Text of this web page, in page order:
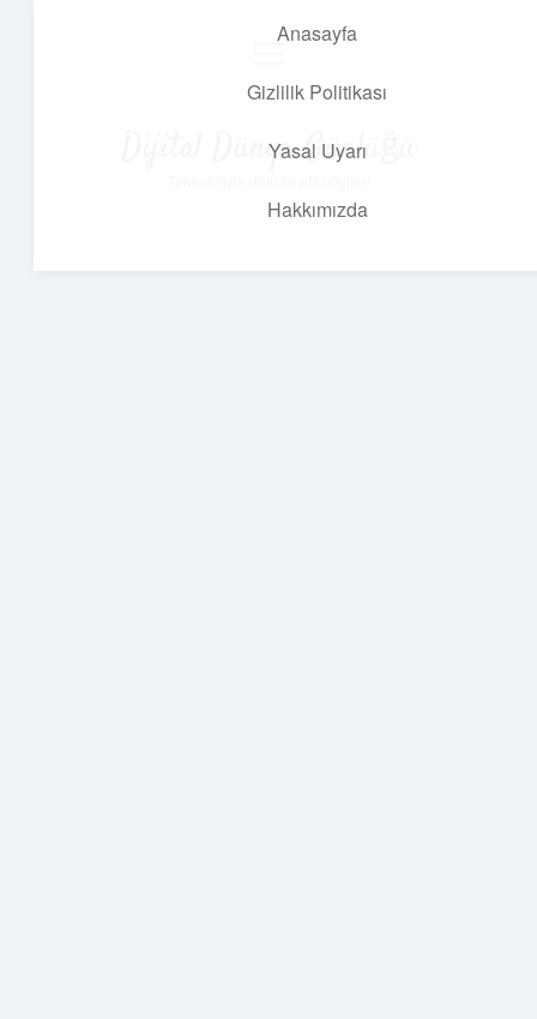
Anasayfa
Gizlilik Politikası
Yasal Uyarı
Hakkımızda
Dijital Dünya Günlüğü